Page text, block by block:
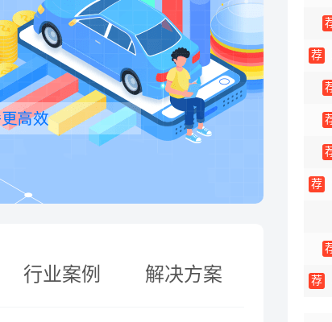
行业案例 解决方案
荐
荐
荐